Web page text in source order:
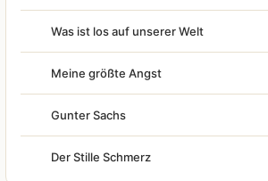
Was ist los auf unserer Welt
Meine größte Angst
Gunter Sachs
Der Stille Schmerz